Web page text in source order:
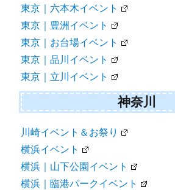
東京｜六本木イベント
東京｜豊洲イベント
東京｜お台場イベント
東京｜品川イベント
東京｜立川イベント
神奈川
川崎イベント＆お祭り
横浜イベント
横浜｜山下公園イベント
横浜｜臨港パークイベント